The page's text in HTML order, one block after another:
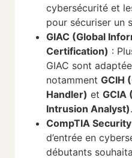
cybersécurité et
pour sécuriser un
GIAC (Global
Certification) :
GIAC sont
notamment GCIH
Handler) et GCIA
Intrusion Analyst).
CompTIA
d’entrée en
débutants